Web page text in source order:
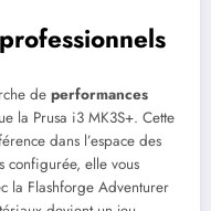
de performances
la Prusa i3 MK3S+. Cette
dans l’espace des
configurée, elle vous
la Flashforge Adventurer